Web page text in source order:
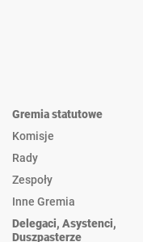
Gremia statutowe
Komisje
Rady
Zespoły
Inne Gremia
Delegaci, Asystenci,
Duszpasterze